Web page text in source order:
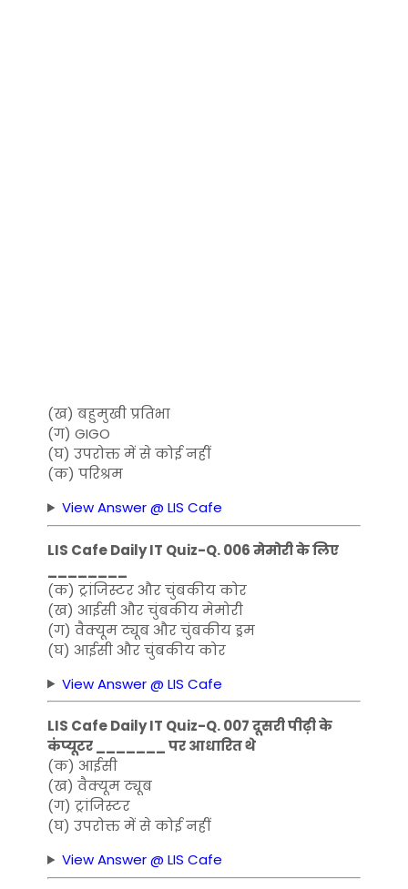
(ख) बहुमुखी प्रतिभा
(ग) GIGO
(घ) उपरोक्त में से कोई नहीं
(क) परिश्रम
View Answer @ LIS Cafe
LIS Cafe Daily IT Quiz-Q. 006 मेमोरी के लिए
(क) ट्रांजिस्टर और चुंबकीय कोर
(ख) आईसी और चुंबकीय मेमोरी
(ग) वैक्यूम ट्यूब और चुंबकीय ड्रम
(घ) आईसी और चुंबकीय कोर
View Answer @ LIS Cafe
LIS Cafe Daily IT Quiz-Q. 007 दूसरी पीढ़ी के
कंप्यूटर _______ पर आधारित थे
(क) आईसी
(ख) वैक्यूम ट्यूब
(ग) ट्रांजिस्टर
(घ) उपरोक्त में से कोई नहीं
View Answer @ LIS Cafe